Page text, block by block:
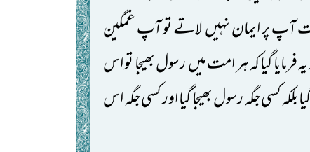
آپ پر ایمان نہیں لاتے تو آپ غمگین
گیا کہ ہر امت میں رسول بھیجا تو اس
کسی جگہ رسول بھیجا گیا اور کسی جگہ اس